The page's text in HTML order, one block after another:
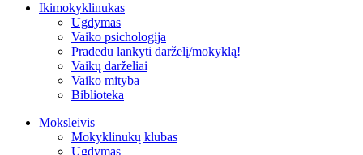
Ikimokyklinukas
Ugdymas
Vaiko psichologija
Pradedu lankyti darželį/mokyklą!
Vaikų darželiai
Vaiko mityba
Biblioteka
Moksleivis
Mokyklinukų klubas
Ugdymas